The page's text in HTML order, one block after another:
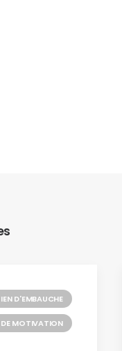
D'EMBAUCHE
DE MOTIVATION